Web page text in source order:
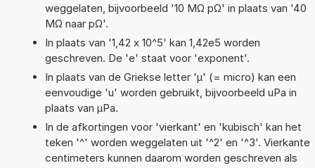
weggelaten, bijvoorbeeld '10 MΩ pΩ' in plaats van '40
MΩ naar pΩ'.
In plaats van '1,42 x 10^5' kan 1,42e5 worden
geschreven. De 'e' staat voor 'exponent'.
In plaats van de Griekse letter 'µ' (= micro) kan een
eenvoudige 'u' worden gebruikt, bijvoorbeeld uPa in
plaats van µPa.
In de afkortingen voor 'vierkant' en 'kubisch' kan het
teken '^' worden weggelaten uit '^2' en '^3'. Vierkante
centimeters kunnen daarom worden geschreven als